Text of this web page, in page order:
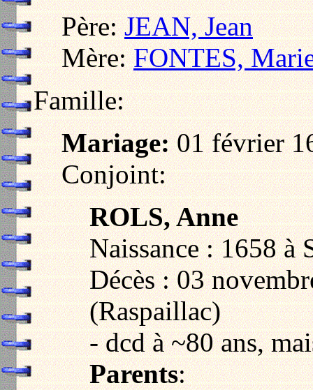
Père:JEAN, Jean
Mère:FONTES,
Famille:
Mariage:01 février
Conjoint:
ROLS, Anne
Naissance : 1658 à
Décès : 03
(Raspaillac)
- dcd à ~80 ans,
Parents: